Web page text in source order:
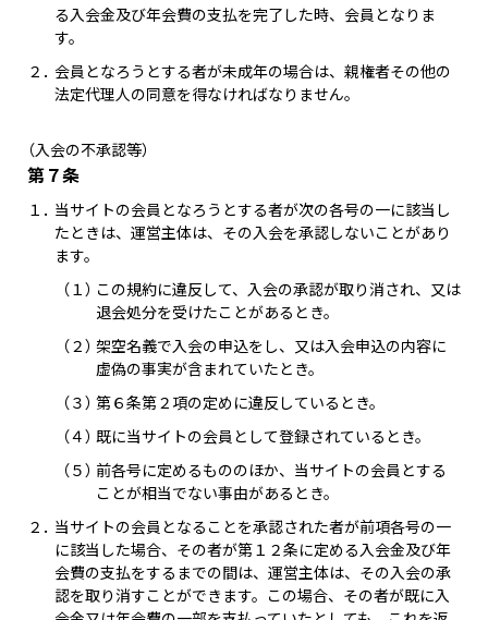
る入会金及び年会費の支払を完了した時、会員となりま
す。
２．会員となろうとする者が未成年の場合は、親権者その他の
法定代理人の同意を得なければなりません。
（入会の不承認等）
第７条
１．当サイトの会員となろうとする者が次の各号の一に該当し
たときは、運営主体は、その入会を承認しないことがあり
ます。
（１）この規約に違反して、入会の承認が取り消され、又は
退会処分を受けたことがあるとき。
（２）架空名義で入会の申込をし、又は入会申込の内容に
虚偽の事実が含まれていたとき。
（３）第６条第２項の定めに違反しているとき。
（４）既に当サイトの会員として登録されているとき。
（５）前各号に定めるもののほか、当サイトの会員とする
ことが相当でない事由があるとき。
２．当サイトの会員となることを承認された者が前項各号の一
に該当した場合、その者が第１２条に定める入会金及び年
会費の支払をするまでの間は、運営主体は、その入会の承
認を取り消すことができます。この場合、その者が既に入